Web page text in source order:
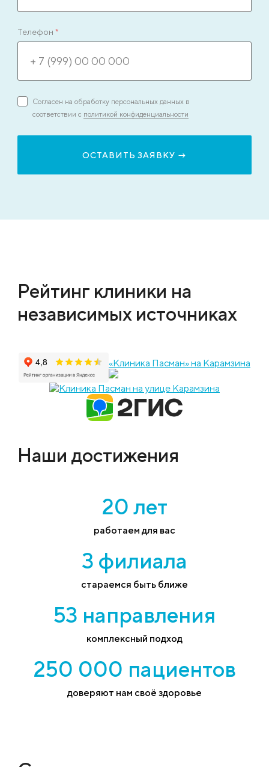
Телефон *
Согласен на обработку персональных данных в
соответствии с политикой конфиденциальности
Рейтинг клиники на
независимых источниках
«Клиника Пасман» на Карамзина
Наши достижения
20 лет
работаем для вас
3 филиала
стараемся быть ближе
53 направления
комплексный подход
250 000 пациентов
доверяют нам своё здоровье